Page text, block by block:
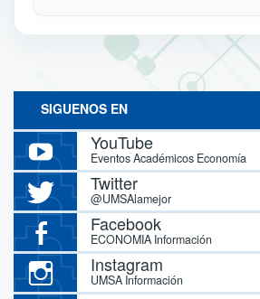
SIGUENOS EN
YouTube
Eventos Académicos Economía
Twitter
@UMSAlamejor
Facebook
ECONOMIA Información
Instagram
UMSA Información